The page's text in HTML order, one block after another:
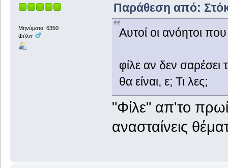
Μηνύματα: 6350
Φύλο:
Παράθεση από:
Αυτοί οι ανόητοι
φίλε αν δεν
θα είναι, ε; Τι λες;
"Φίλε" απ'το
ανασταίνεις